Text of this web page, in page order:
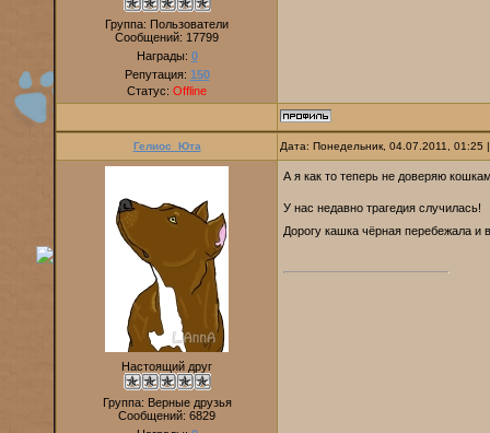
Группа: Пользователи
Сообщений: 17799
Награды: 0
Репутация: 150
Статус: Offline
Гелиос_Юта Дата: Понедельник, 04.07.2011,
Настоящий друг
Группа: Верные друзья
Сообщений: 6829
А я как то теперь не доверяю
У нас недавно трагедия случилась!
Дорогу кашка чёрная перебежала и